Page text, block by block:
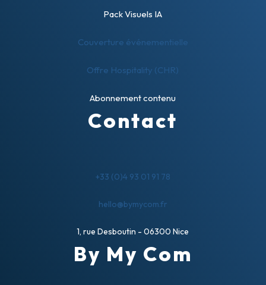
Pack Visuels IA
Couverture événementielle
Offre Hospitality (CHR)
Abonnement contenu
Contact
+33 (0)4 93 01 91 78
hello@bymycom.fr
1, rue Desboutin - 06300 Nice
By My Com